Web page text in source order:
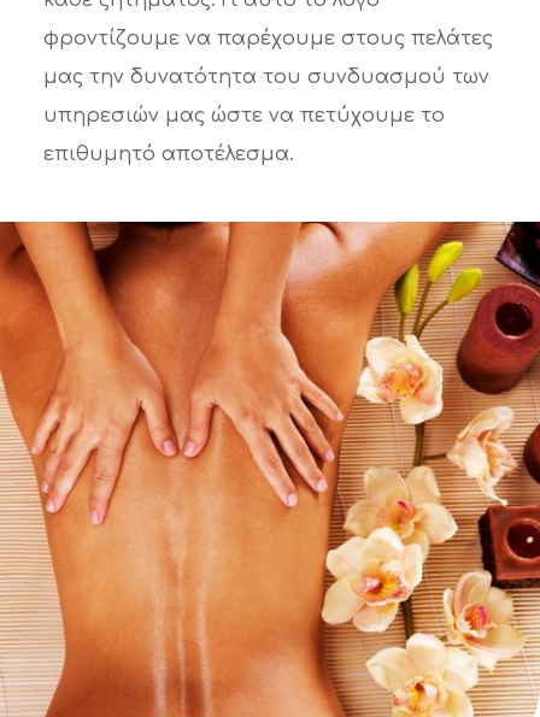
φροντίζουμε να παρέχουμε στους πελάτες
μας την δυνατότητα του συνδυασμού των
υπηρεσιών μας ώστε να πετύχουμε το
επιθυμητό αποτέλεσμα.